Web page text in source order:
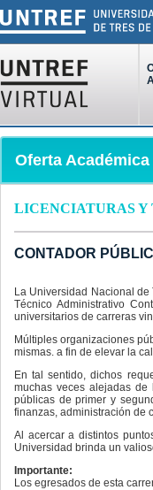
Oferta
LICENCIATURAS Y
CONTADOR
La Universidad Nacional
Técnico Administrativo
universitarios de carreras
Múltiples organizaciones
mismas. a fin de elevar la
En tal sentido, dichos
muchas veces alejadas de
públicas de primer y
finanzas, administración de
Al acercar a distintos
Universidad brinda un
Importante:
Los egresados de esta